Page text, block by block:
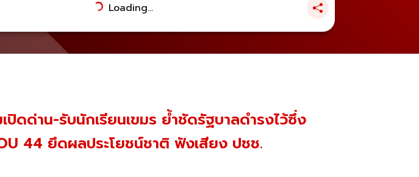
Loading...
ดด่าน-รับนักเรียนเขมร ย้ำชัดรัฐบาลดำรงไว้ซึ่ง
44 ยึดผลประโยชน์ชาติ ฟังเสียง ปชช.